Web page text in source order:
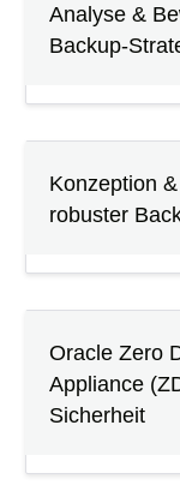
Analyse &
Backup-
Konzeption
robuster
Oracle Zero
Appliance
Sicherheit